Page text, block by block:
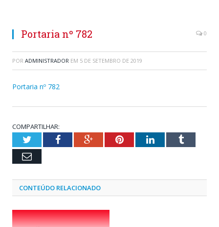
Portaria nº 782 0
POR ADMINISTRADOR EM 5 DE SETEMBRO DE 2019
Portaria nº 782
COMPARTILHAR:
TwitterFacebookGoogle+PinterestLinkedInTumblr
Email
CONTEÚDO RELACIONADO